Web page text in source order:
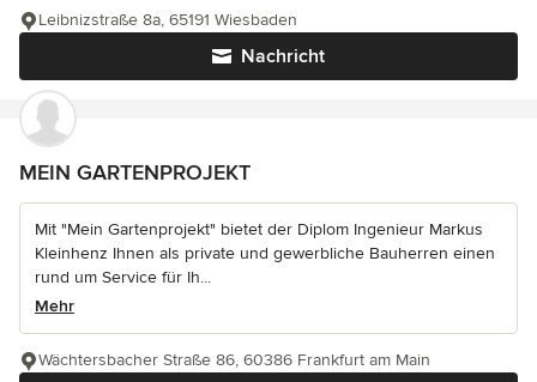
Nachricht
Leibnizstraße 8a, 65191 Wiesbaden
MEIN GARTENPROJEKT
Mit "Mein Gartenprojekt" bietet der Diplom Ingenieur Markus
Kleinhenz Ihnen als private und gewerbliche Bauherren einen
rund um Service für Ih...
Mehr
Wächtersbacher Straße 86, 60386 Frankfurt am Main